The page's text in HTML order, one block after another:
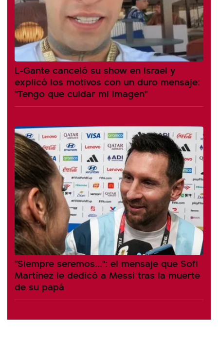
L-Gante canceló su show en Israel y
explicó los motivos con un duro mensaje:
"Tengo que cuidar mi imagen"
"Siempre seremos...": el mensaje que Sofi
Martínez le dedicó a Messi tras la muerte
de su papá